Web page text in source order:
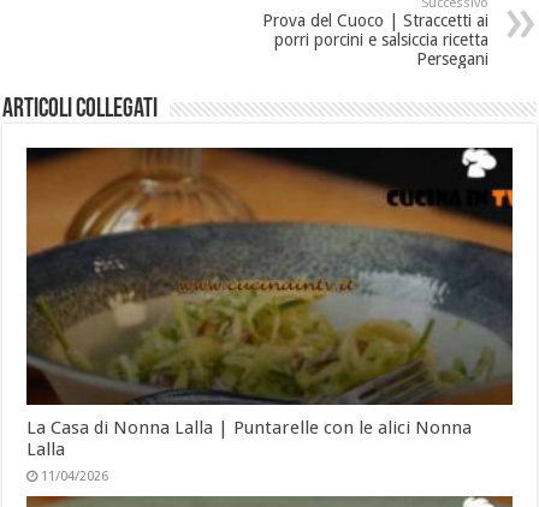
Prova del Cuoco | Straccetti ai
porri porcini e salsiccia ricetta
Persegani
Articoli collegati
La Casa di Nonna Lalla | Puntarelle con le alici Nonna
Lalla
11/04/2026